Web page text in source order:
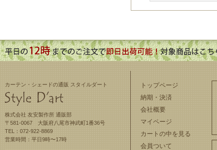
カーテン・シェードの通販 スタイルダート
株式会社 友安製作所 通販部
〒581-0067 大阪府八尾市神武町1番36号
TEL：072-922-8869
営業時間：平日9時〜17時
トップページ
納期・決済
会社概要
マイページ
カートの中を見る
会員ついて